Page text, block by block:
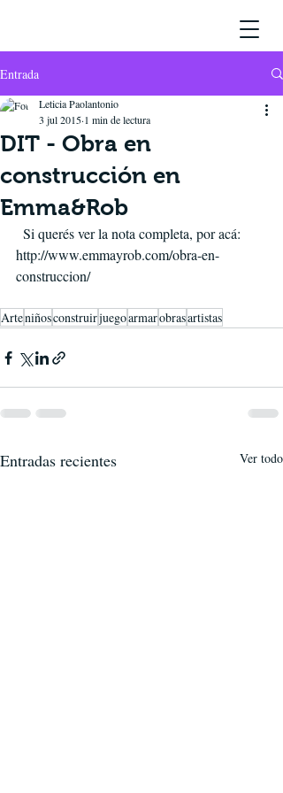
Entrada
DIT - Obra en
construcción en
Emma&Rob
Leticia Paolantonio
3 jul 2015 1 min de lectura
http://www.emmayrob.com/obra-en-
construccion/
Arteniñosconstruirjuegoarmarobrasartistas
Entradas recientes Ver todo